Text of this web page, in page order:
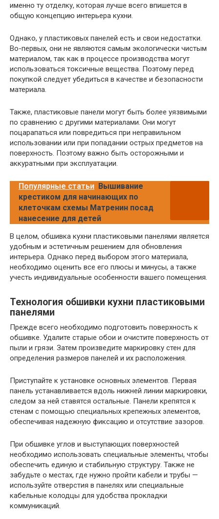
именно ту отделку, которая лучше всего впишется в
общую концепцию интерьера кухни.
Однако, у пластиковых панелей есть и свои недостатки.
Во-первых, они не являются самым экологически чистым
материалом, так как в процессе производства могут
использоваться токсичные вещества. Поэтому перед
покупкой следует убедиться в качестве и безопасности
материала.
Также, пластиковые панели могут быть более уязвимыми
по сравнению с другими материалами. Они могут
поцарапаться или повредиться при неправильном
использовании или при попадании острых предметов на
поверхность. Поэтому важно быть осторожными и
аккуратными при эксплуатации.
Популярные статьи Вышивание
крестиком для начинающих по
клеточкам схемы Матренин посад
нанесение для детей
В целом, обшивка кухни пластиковыми панелями является
удобным и эстетичным решением для обновления
интерьера. Однако перед выбором этого материала,
необходимо оценить все его плюсы и минусы, а также
учесть индивидуальные особенности вашего помещения.
Технология обшивки кухни пластиковыми
панелями
Прежде всего необходимо подготовить поверхность к
обшивке. Удалите старые обои и очистите поверхность от
пыли и грязи. Затем произведите маркировку стен для
определения размеров панелей и их расположения.
Приступайте к установке основных элементов. Первая
панель устанавливается вдоль нижней линии маркировки,
следом за ней ставятся остальные. Панели крепятся к
стенам с помощью специальных крепежных элементов,
обеспечивая надежную фиксацию и отсутствие зазоров.
При обшивке углов и выступающих поверхностей
необходимо использовать специальные элементы, чтобы
обеспечить единую и стабильную структуру. Также не
забудьте о местах, где нужно пройти кабели и трубы —
используйте отверстия в панелях или специальные
кабельные колодцы для удобства прокладки
коммуникаций.